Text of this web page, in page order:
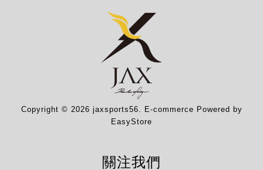
Copyright © 2026 jaxsports56. E-commerce Powered by
EasyStore
關注我們